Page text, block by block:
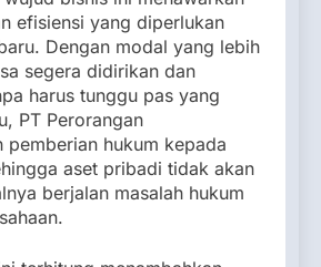
efisiensi yang diperlukan
Dengan modal yang lebih
segera didirikan dan
harus tunggu pas yang
PT Perorangan
pemberian hukum kepada
aset pribadi tidak akan
berjalan masalah hukum